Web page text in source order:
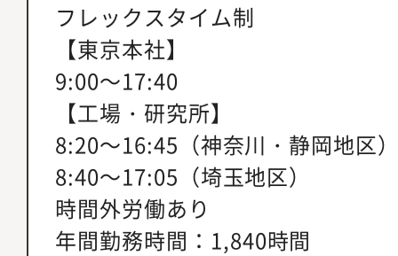
フレックスタイム制
【東京本社】
9:00～17:40
【工場・研究所】
8:20～16:45（神奈川・静岡地区
8:40～17:05（埼玉地区）
時間外労働あり
年間勤務時間：1,840時間